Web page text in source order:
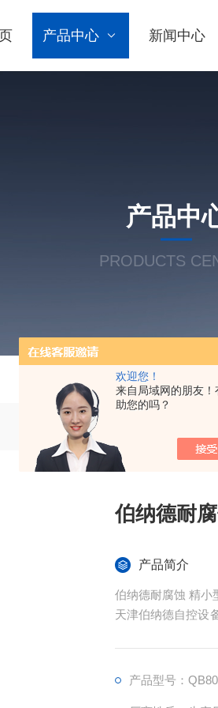
欢迎您！
来自局域网的朋友
助您的吗？
产品中心 新闻中心
产品中
PRODUCTS
首页
伯纳德耐
产品简介
伯纳德耐腐蚀 精小
天津伯纳德自控设
水处理、燃气热力
产品型号：